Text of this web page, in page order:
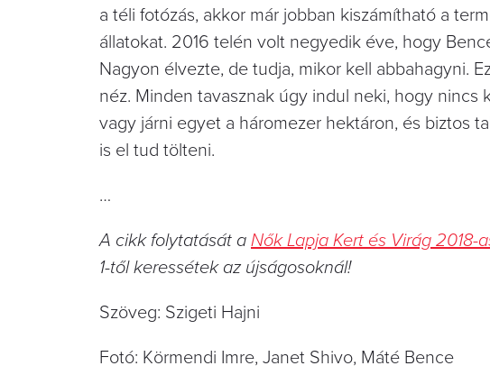
a téli fotózás, akkor már jobban kiszámítható a
állatokat. 2016 telén volt negyedik éve, hogy
Nagyon élvezte, de tudja, mikor kell abbahagyni.
néz. Minden tavasznak úgy indul neki, hogy
vagy járni egyet a háromezer hektáron, és biztos
is el tud tölteni.
…
A cikk folytatását a Nők Lapja Kert és Virág 2018-
1-től keressétek az újságosoknál!
Szöveg: Szigeti Hajni
Fotó: Körmendi Imre, Janet Shivo, Máté Bence